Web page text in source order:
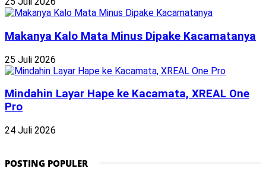
Makanya Kalo Mata Minus Dipake Kacamatanya
25 Juli 2026
Mindahin Layar Hape ke Kacamata, XREAL One
Pro
24 Juli 2026
POSTING POPULER